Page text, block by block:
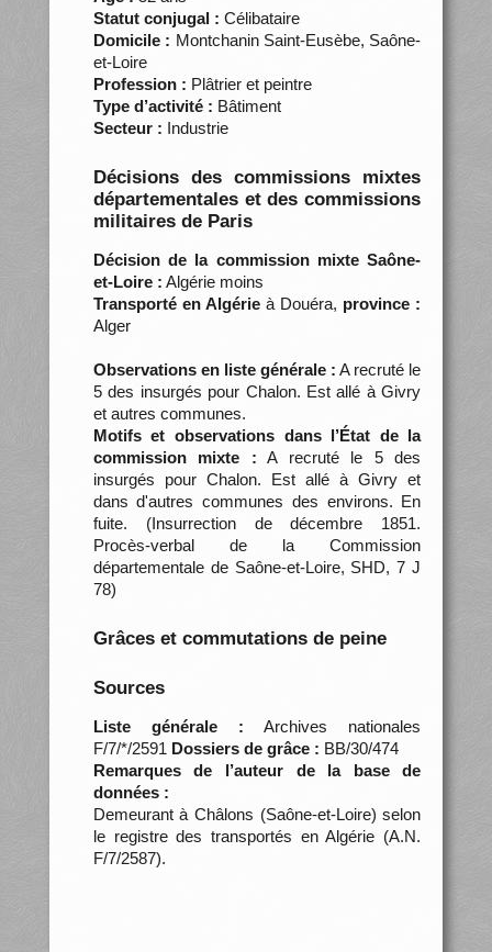
Statut conjugal : Célibataire
Domicile : Montchanin Saint-Eusèbe, Saône-
et-Loire
Profession : Plâtrier et peintre
Type d’activité : Bâtiment
Secteur : Industrie
Décisions des commissions mixtes
départementales et des commissions
militaires de Paris
Décision de la commission mixte Saône-
et-Loire : Algérie moins
Transporté en Algérieà Douéra, province :
Alger
Observations en liste générale : A recruté le
5 des insurgés pour Chalon. Est allé à Givry
et autres communes.
Motifs et observations dans l’État de la
commission mixte : A recruté le 5 des
insurgés pour Chalon. Est allé à Givry et
dans d'autres communes des environs. En
fuite. (Insurrection de décembre 1851.
Procès-verbal de la Commission
départementale de Saône-et-Loire, SHD, 7 J
78)
Grâces et commutations de peine
Sources
Liste générale : Archives nationales
F/7/*/2591 Dossiers de grâce : BB/30/474
Remarques de l’auteur de la base de
données :
Demeurant à Châlons (Saône-et-Loire) selon
le registre des transportés en Algérie (A.N.
F/7/2587).